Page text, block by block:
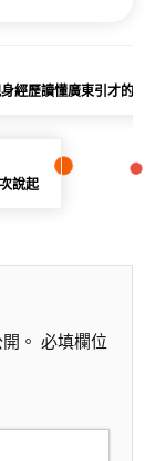
經歷讀懂廣東引才的誠
說起
。 必填欄位